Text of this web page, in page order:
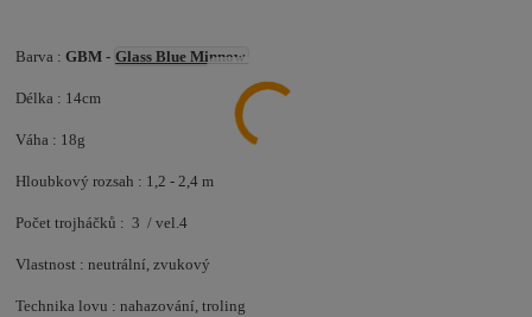
Barva :GBM - Glass Blue Minnow
Délka : 14cm
Váha : 18g
Hloubkový rozsah : 1,2 - 2,4 m
Počet trojháčků : 3 / vel.4
Vlastnost : neutrální, zvukový
Technika lovu : nahazování, troling